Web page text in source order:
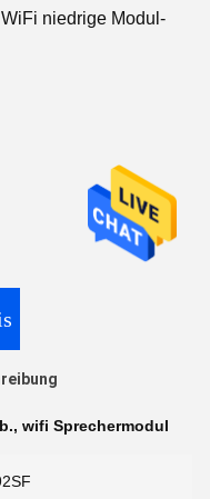
niedrige Modul-
, wifi Sprechermodul